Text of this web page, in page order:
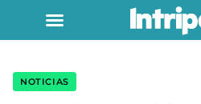
NOTICIAS